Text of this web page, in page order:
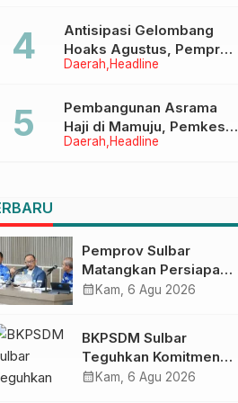
di Pasangkayu
Daerah Headline
Antisipasi Gelombang
Hoaks Agustus, Pemprov
Sulbar Ajak Warga Jaga
Daerah Headline
Pembangunan Asrama
Haji di Mamuju, Pemkesra
dan Kementerian Haji
Pemprov Sulbar
Matangkan Persiapan
HUT Ke-81 RI, Puncak
calendar_month Kam, 6 Agu 2026
BKPSDM Sulbar
Teguhkan Komitmen
Pengembangan
calendar_month Kam, 6 Agu 2026